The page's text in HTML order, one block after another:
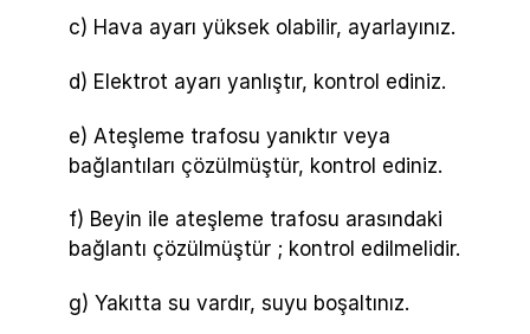
c) Hava ayarı yüksek olabilir, ayarlayınız.
d) Elektrot ayarı yanlıştır, kontrol ediniz.
e) Ateşleme trafosu yanıktır veya
bağlantıları çözülmüştür, kontrol ediniz.
f) Beyin ile ateşleme trafosu arasındaki
bağlantı çözülmüştür ; kontrol edilmelidir.
g) Yakıtta su vardır, suyu boşaltınız.